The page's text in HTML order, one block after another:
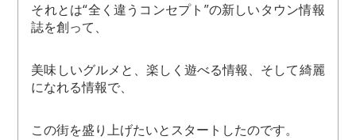
それとは“全く違うコンセプト”の新しいタウン情報
誌を創って、
美味しいグルメと、楽しく遊べる情報、そして綺麗
になれる情報で、
この街を盛り上げたいとスタートしたのです。